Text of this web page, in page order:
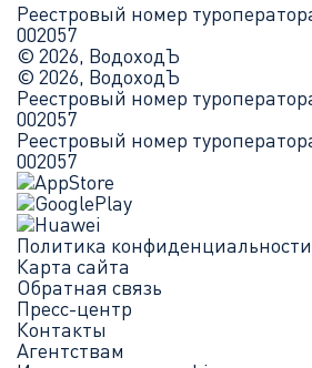
Реестровый номер
002057
© 2026, ВодоходЪ
© 2026, ВодоходЪ
Реестровый номер
002057
Реестровый номер
002057
Политика конфиденциальности
Карта сайта
Обратная связь
Пресс-центр
Контакты
Агентствам